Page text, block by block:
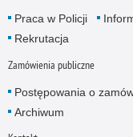
Praca w Policji
Rekrutacja
Zamówienia publiczne
Postępowania o
Archiwum